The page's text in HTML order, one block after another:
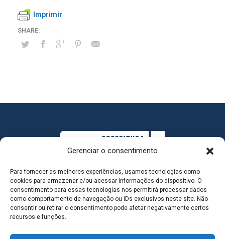
Gerenciar o consentimento
Para fornecer as melhores experiências, usamos tecnologias como
cookies para armazenar e/ou acessar informações do dispositivo. O
consentimento para essas tecnologias nos permitirá processar dados
como comportamento de navegação ou IDs exclusivos neste site. Não
consentir ou retirar o consentimento pode afetar negativamente certos
recursos e funções.
Imprimir
MAPA DO SITE